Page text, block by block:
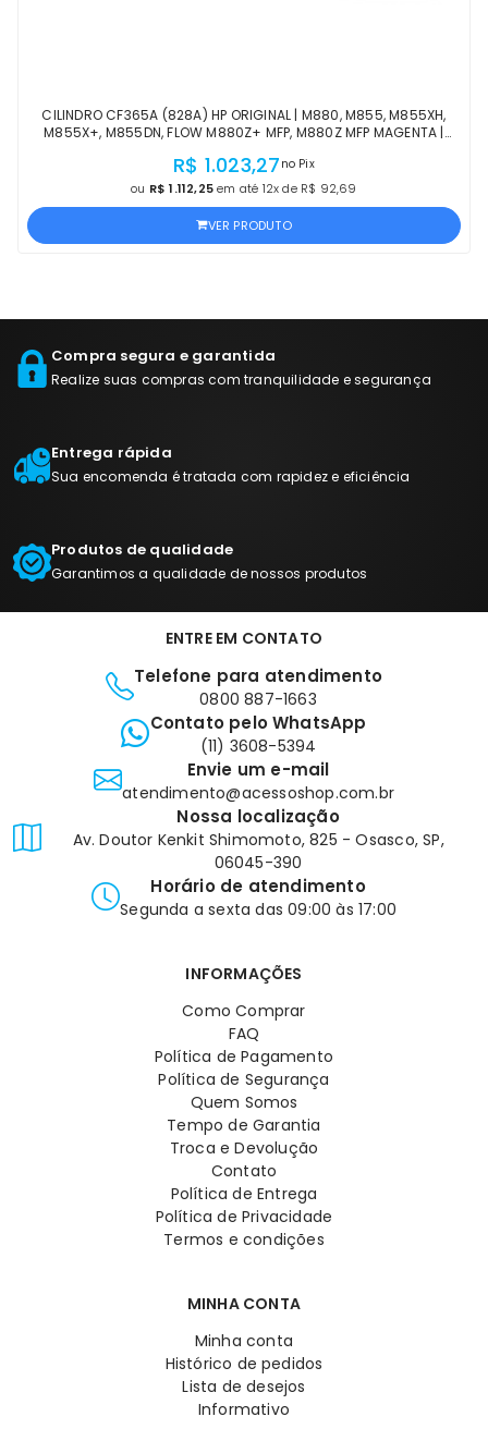
CILINDRO CF365A (828A) HP ORIGINAL | M880, M855, M855XH,
M855X+, M855DN, FLOW M880Z+ MFP, M880Z MFP MAGENTA |
R$ 1.023,27 no Pix
ou R$ 1.112,25em até 12x de R$ 92,69
VER PRODUTO
Compra segura e garantida
Realize suas compras com tranquilidade e segurança
Entrega rápida
Sua encomenda é tratada com rapidez e eficiência
Produtos de qualidade
Garantimos a qualidade de nossos produtos
ENTRE EM CONTATO
Telefone para atendimento
0800 887-1663
Contato pelo WhatsApp
(11) 3608-5394
Envie um e-mail
atendimento@acessoshop.com.br
Nossa localização
Av. Doutor Kenkit Shimomoto, 825 - Osasco, SP,
06045-390
Horário de atendimento
Segunda a sexta das 09:00 às 17:00
INFORMAÇÕES
Como Comprar
FAQ
Política de Pagamento
Política de Segurança
Quem Somos
Tempo de Garantia
Troca e Devolução
Contato
Política de Entrega
Política de Privacidade
Termos e condições
MINHA CONTA
Minha conta
Histórico de pedidos
Lista de desejos
Informativo